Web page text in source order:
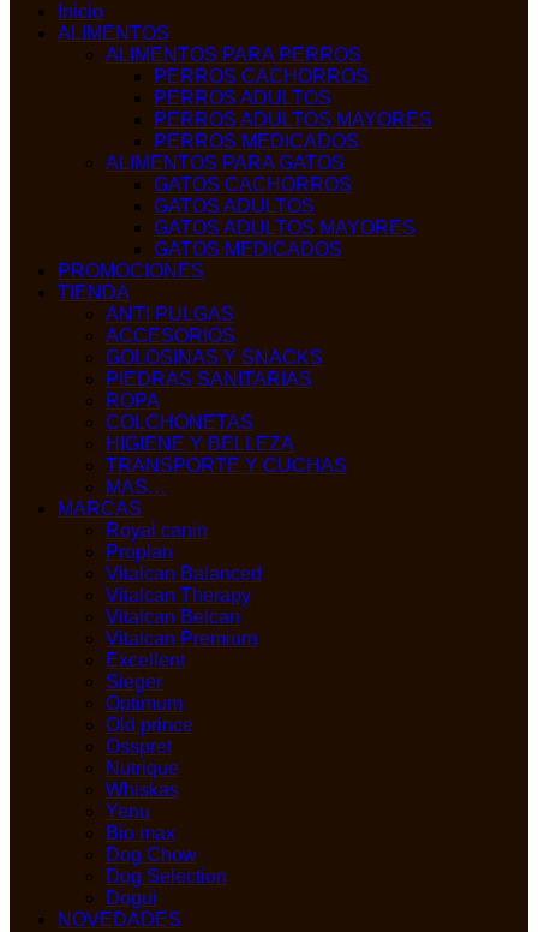
Inicio
ALIMENTOS
ALIMENTOS PARA PERROS
PERROS CACHORROS
PERROS ADULTOS
PERROS ADULTOS MAYORES
PERROS MEDICADOS
ALIMENTOS PARA GATOS
GATOS CACHORROS
GATOS ADULTOS
GATOS ADULTOS MAYORES
GATOS MEDICADOS
PROMOCIONES
TIENDA
ANTI PULGAS
ACCESORIOS
GOLOSINAS Y SNACKS
PIEDRAS SANITARIAS
ROPA
COLCHONETAS
HIGIENE Y BELLEZA
TRANSPORTE Y CUCHAS
MAS…
MARCAS
Royal canin
Proplan
Vitalcan Balanced
Vitalcan Therapy
Vitalcan Belcan
Vitalcan Premium
Excellent
Sieger
Optimum
Old prince
Osspret
Nutrique
Whiskas
Yenu
Bio max
Dog Chow
Dog Selection
Dogui
NOVEDADES